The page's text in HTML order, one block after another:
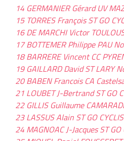
14 GERMANIER Gérard UV
15 TORRES François ST GO
16 DE MARCHI Victor
17 BOTTEMER Philippe PAU
18 BARRERE Vincent CC
19 GAILLARD David ST LARY
20 BABEN Francois CA
21 LOUBET J-Bertrand ST GO
22 GILLIS Guillaume
23 LASSUS Alain ST GO
24 MAGNOAC J-Jacques ST